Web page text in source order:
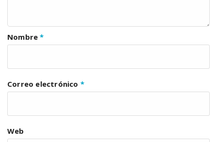
Nombre*
Correo electrónico *
Web